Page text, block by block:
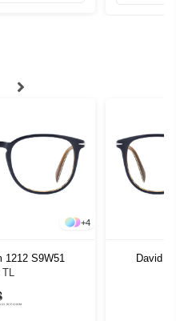
+4
1212 S9W51
David